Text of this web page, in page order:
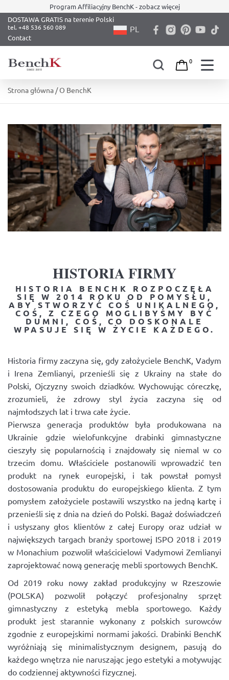
content
Program Affiliacyjny BenchK - zobacz więcej
DOSTAWA GRATIS na terenie Polski
Contact
PL
0
Strona główna / O BenchK
HISTORIA FIRMY
HISTORIA BENCHK ROZPOCZĘŁA
SIĘ W 2014 ROKU OD POMYSŁU,
ABY STWORZYĆ COŚ UNIKALNEGO,
COŚ, Z CZEGO MOGLIBYŚMY BYĆ
DUMNI, COŚ, CO DOSKONALE
WPASUJE SIĘ W ŻYCIE KAŻDEGO.
Historia firmy zaczyna się, gdy założyciele BenchK, Vadym
i Irena Zemlianyi, przenieśli się z Ukrainy na stałe do
Polski, Ojczyzny swoich dziadków. Wychowując córeczkę,
zrozumieli, że zdrowy styl życia zaczyna się od
najmłodszych lat i trwa całe życie.
Pierwsza generacja produktów była produkowana na
Ukrainie gdzie wielofunkcyjne drabinki gimnastyczne
cieszyły się popularnością i znajdowały się niemal w co
trzecim domu. Właściciele postanowili wprowadzić ten
produkt na rynek europejski, i tak powstał pomysł
dostosowania produktu do europejskiego klienta. Z tym
pomysłem założyciele postawili wszystko na jedną kartę i
przenieśli się z dnia na dzień do Polski. Bagaż doświadczeń
i usłyszany głos klientów z całej Europy oraz udział w
największych targach branży sportowej ISPO 2018 i 2019
w Monachium pozwolił właścicielowi Vadymowi Zemlianyi
zaprojektować nową generację mebli sportowych BenchK.
Od 2019 roku nowy zakład produkcyjny w Rzeszowie
(POLSKA) pozwolił połączyć profesjonalny sprzęt
gimnastyczny z estetyką mebla sportowego. Każdy
produkt jest starannie wykonany z polskich surowców
zgodnie z europejskimi normami jakości. Drabinki BenchK
wyróżniają się minimalistycznym designem, pasują do
każdego wnętrza nie naruszając jego estetyki a motywując
do codziennej aktywności fizycznej.